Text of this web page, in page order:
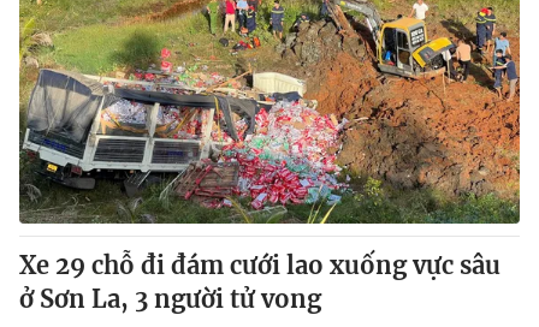
Xe 29 chỗ đi đám cưới lao xuống vực sâu
ở Sơn La, 3 người tử vong